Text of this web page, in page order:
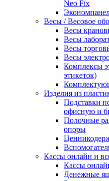
Neo Fix
Весы / Весовое
Весы
Весы
Весы
Весы
Комплексы
этикеток)
Изделия из
Подставки
офисную и
Полочные
опоры
Кассы онлайн и
Кассы
Денежные